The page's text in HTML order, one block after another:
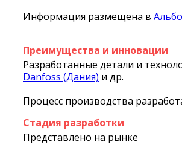
Информация размещена в
Преимущества и инновации
Разработанные детали и
Danfoss (Дания) и др.
Процесс производства
Стадия разработки
Представлено на рынке